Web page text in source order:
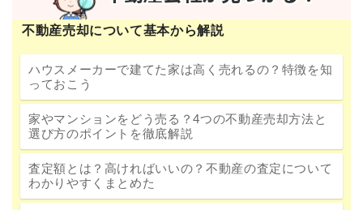
不動産売却について基本から解説
ハウスメーカーで建てた家は高く売れるの？特徴を知
っておこう
家やマンションをどう売る？4つの不動産売却方法と
選び方のポイントを徹底解説
査定額とは？高ければいいの？不動産の査定について
わかりやすくまとめた